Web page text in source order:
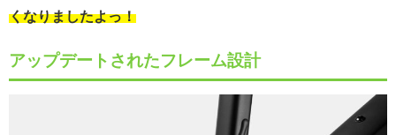
くなりましたよっ！
アップデートされたフレーム設計